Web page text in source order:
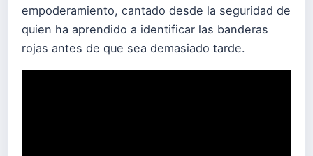
empoderamiento, cantado desde la seguridad de
quien ha aprendido a identificar las banderas
rojas antes de que sea demasiado tarde.